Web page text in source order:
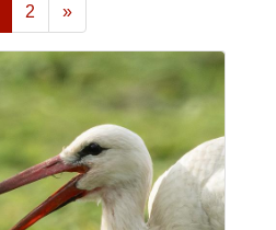
2
»
Næste